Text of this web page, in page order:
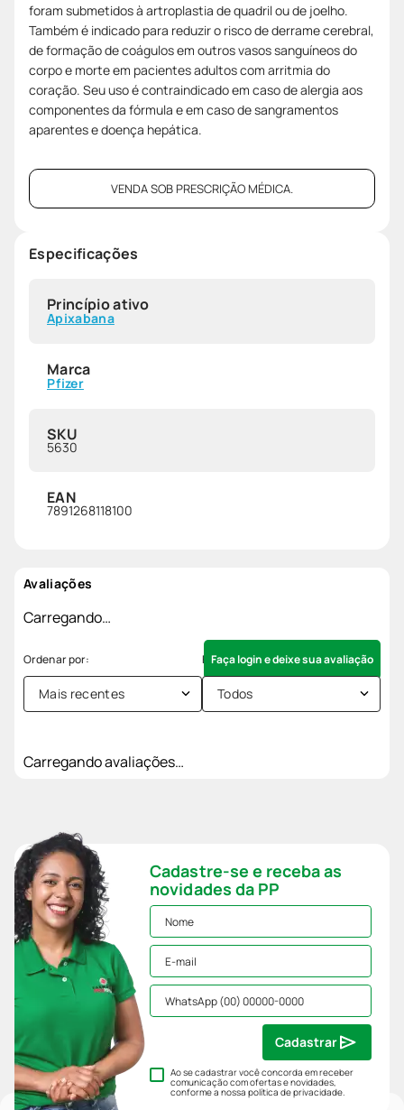
foram submetidos à artroplastia de quadril ou de joelho.
Também é indicado para reduzir o risco de derrame cerebral,
de formação de coágulos em outros vasos sanguíneos do
corpo e morte em pacientes adultos com arritmia do
coração. Seu uso é contraindicado em caso de alergia aos
componentes da fórmula e em caso de sangramentos
aparentes e doença hepática.
VENDA SOB PRESCRIÇÃO MÉDICA.
Especificações
Princípio ativo
Apixabana
Marca
Pfizer
SKU
5630
EAN
7891268118100
Avaliações
Carregando…
Faça login e deixe sua avaliação
Mais recentes Todos
Carregando avaliações…
Cadastre-se e receba as
novidades da PP
Ao se cadastrar você concorda em receber
comunicação com ofertas e novidades,
conforme a nossapolítica de privacidade.
Cadastrar